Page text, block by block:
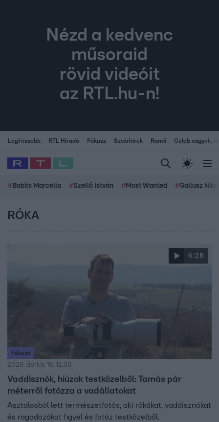
Nézd a kedvenc
műsoraid
rövid videóit
az RTL.hu-n!
Legfrissebb RTL Híradó Fókusz Sztárhírek Randi Celeb vagyok,
# Babits Marcella #Szellő István # Most Wanted #Gallusz
RÓKA
6:28
Fókusz
2026. április 19. 12:30
Vaddisznók, hiúzok testközelből: Tamás pár
méterről fotózza a vadállatokat
Asztalosból lett természetfotós, aki rókákat, vaddisznókat
és ragadozókat figyel és fotóz testközelből.